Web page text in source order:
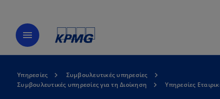
menu
Υπηρεσίες
Συμβουλευτικές υπηρεσίες
Συμβουλευτικές υπηρεσίες για τη Διοίκηση
Υπηρεσίες